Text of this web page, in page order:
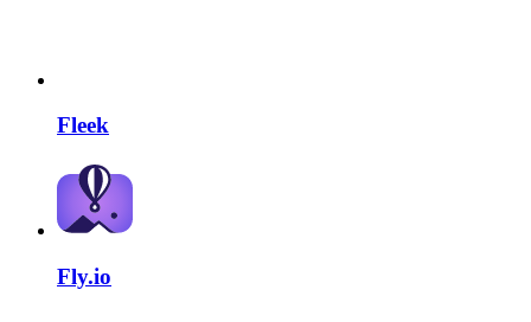
Fleek
Fly.io